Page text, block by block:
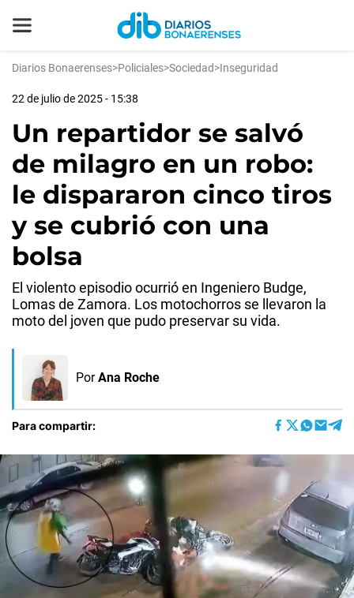
Diarios Bonaerenses>Policiales>Sociedad>Inseguridad
22 de julio de 2025 - 15:38
Un repartidor se salvó
de milagro en un robo:
le dispararon cinco tiros
y se cubrió con una
bolsa
El violento episodio ocurrió en Ingeniero Budge,
Lomas de Zamora. Los motochorros se llevaron la
moto del joven que pudo preservar su vida.
Por Ana Roche
Para compartir: